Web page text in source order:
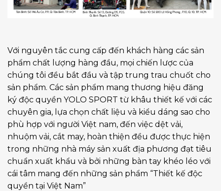
Với nguyên tắc cung cấp đến khách hàng các sản
phẩm chất lượng hàng đầu, mọi chiến lược của
chúng tôi đều bắt đầu và tập trung trau chuốt cho
sản phẩm. Các sản phẩm mang thương hiệu đăng
ký độc quyền YOLO SPORT từ khâu thiết kế với các
chuyên gia, lựa chọn chất liệu và kiểu dáng sao cho
phù hợp với người Việt nam, đến việc dệt vải,
nhuộm vải, cắt may, hoàn thiện đều được thực hiện
trong những nhà máy sản xuất địa phương đạt tiêu
chuẩn xuất khẩu và bởi những bàn tay khéo léo với
cái tâm mang đến những sản phẩm “Thiết kế độc
quyền tại Việt Nam”